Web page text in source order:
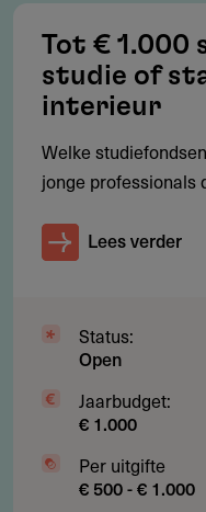
werkzaamheden uit
Een schriftelijke
De vereiste
Alleen
Restricties
Wat wordt niet
Nieuwe onderdelen
of keuken
Tot € 1.000
studie of
interieur
Welke
jonge professionals
Lees verder
Status:
Open
Jaarbudget:
€ 1.000
Per uitgifte
€ 500 - € 1.000